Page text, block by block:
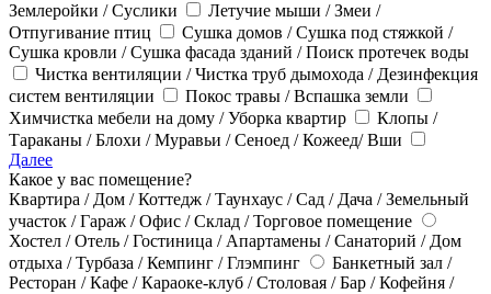
Землеройки / Суслики
Летучие мыши / Змеи /
Отпугивание птиц
Сушка домов / Сушка под стяжкой /
Сушка кровли / Сушка фасада зданий / Поиск протечек воды
Чистка вентиляции / Чистка труб дымохода / Дезинфекция
систем вентиляции
Покос травы / Вспашка земли
Химчистка мебели на дому / Уборка квартир
Клопы /
Тараканы / Блохи / Муравьи / Сеноед / Кожеед/ Вши
Далее
Какое у вас помещение?
Квартира / Дом / Коттедж / Таунхаус / Сад / Дача / Земельный
участок / Гараж / Офис / Склад / Торговое помещение
Хостел / Отель / Гостиница / Апартамены / Санаторий / Дом
отдыха / Турбаза / Кемпинг / Глэмпинг
Банкетный зал /
Ресторан / Кафе / Караоке-клуб / Столовая / Бар / Кофейня /